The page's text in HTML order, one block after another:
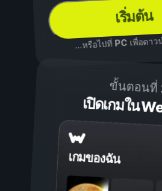
เริ่มต้น
...หรือไปที่ PCเพื่อดาว
ขั้นตอนที่
เปิดเกมใน
เกมของฉัน